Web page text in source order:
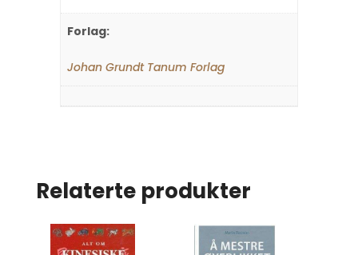
Forlag:
Johan Grundt Tanum Forlag
Relaterte produkter